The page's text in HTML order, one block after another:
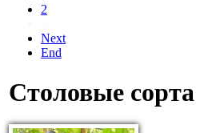
2
Next
End
Столовые сорта